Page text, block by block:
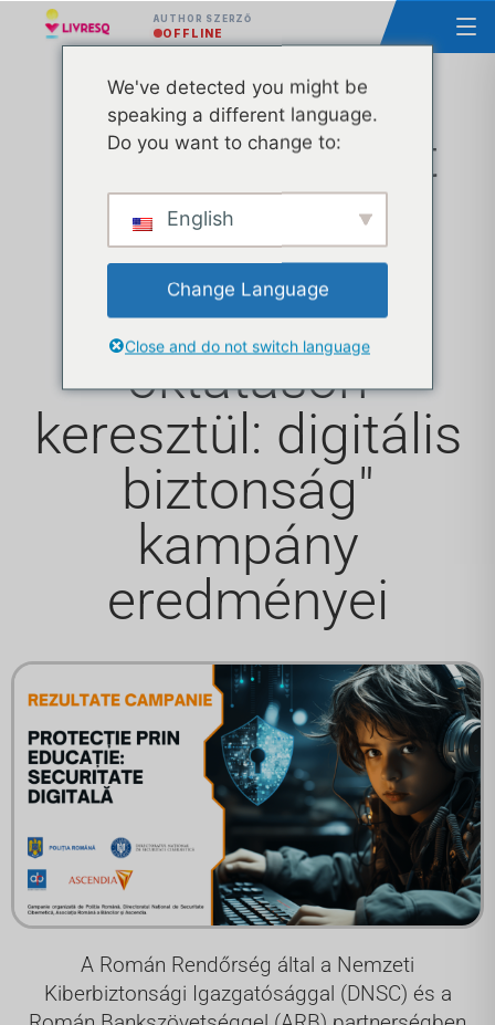
AUTHOR SZERZŐ
OFFLINE
Nemzeti projekt
#SecureOnline
2023-ban. A
"Védelem az
oktatáson
keresztül: digitális
biztonság"
kampány
eredményei
A Román Rendőrség által a Nemzeti
Kiberbiztonsági Igazgatósággal (DNSC) és a
We've detected you might be
speaking a different language.
Do you want to change to:
English
Change Language
Close and do not switch language